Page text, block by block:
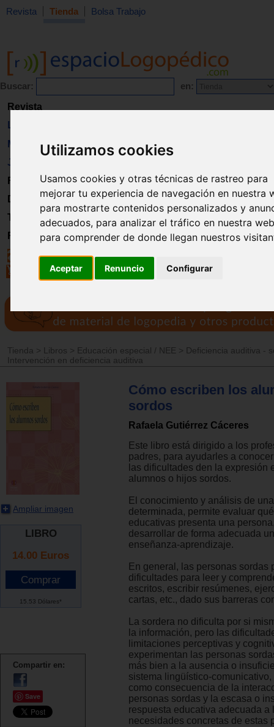
Utilizamos cookies
Usamos cookies y otras técnicas de rastreo para
mejorar tu experiencia de navegación en nuestra
para mostrarte contenidos personalizados y
adecuados, para analizar el tráfico en nuestra
para comprender de donde llegan nuestros
Aceptar Renuncio Configurar
Revista Tienda Bolsa Trabajo
Buscar: en:
Revista
Libros
Material
Juguetes
Formación
Directorio
Trabajo
Registro
Tienda > Libros > Educación especial / NEE > Deficiencia auditiva -
Intervención en deficiencia auditiva
Ampliar imagen
LIBRO
14.00 Euros
15.53 Dólares*
Compartir en:
Save
Cómo escriben los
sordos
Rafaela Gutiérrez Cáceres
Este libro está dirigido a los
padres, para ayudarles a
las dificultades den la expresión
alumnos o hijos sordos.
El conocimiento y análisis de
determinada, permite evaluar
educativas presenta una
desarrollar de forma adecuada
enseñanza-aprendizaje.
En general, las personas sordas
dificultades para leer y
escritos, escribir resúmenes,
cartas, etc., dado sus barreras
La sordera no dificulta por si
la información, pero las
limitaciones perceptivas y
experimentan las personas
más bien a la ausencia o
sistema lingüístico-
como consecuencia de la
personas sordas y la escasa o
respuesta educativa adecuada a
necesidades concretas de estas